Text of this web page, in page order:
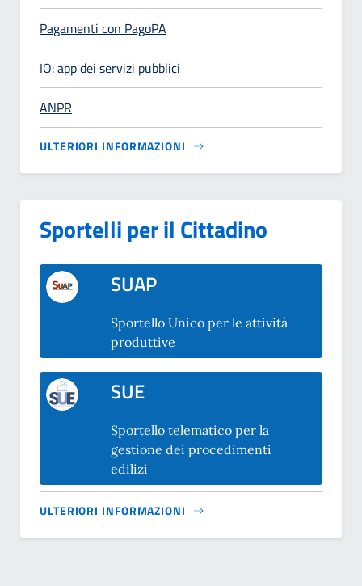
Pagamenti con PagoPA
IO: app dei servizi pubblici
ANPR
ULTERIORI INFORMAZIONI
Sportelli per il Cittadino
SUAP
Sportello Unico per le attività
produttive
SUE
Sportello telematico per la
gestione dei procedimenti
edilizi
ULTERIORI INFORMAZIONI